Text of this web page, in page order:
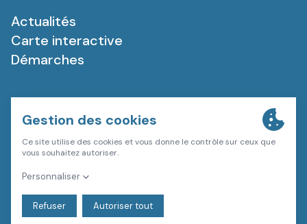
Actualités
Carte interactive
Démarches
Plan du site
Mentions légales
Politique de confidentialité
Gestion des cookies